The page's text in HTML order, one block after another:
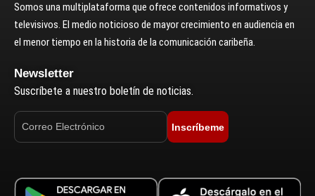
Somos una multiplataforma que ofrece contenidos informativos y
televisivos. El medio noticioso de mayor crecimiento en audiencia en
el menor tiempo en la historia de la comunicación caribeña.
Newsletter
Suscríbete a nuestro boletín de noticias.
Inscríbeme